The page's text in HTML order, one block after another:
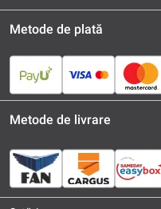
Metode de plată
Metode de livrare